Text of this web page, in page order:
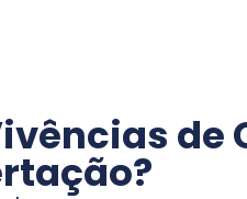
de